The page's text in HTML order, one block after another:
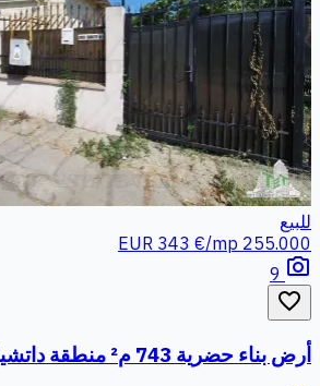
للبيع
255.000 EUR
343 €/mp
photo_camera
favorite_border
أرض بناء حضرية 743 م² منطقة داتشيا